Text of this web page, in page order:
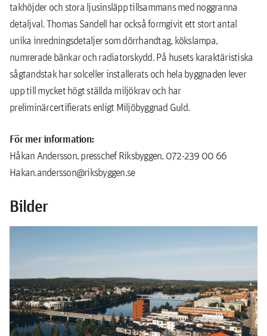
takhöjder och stora ljusinsläpp tillsammans med noggranna
detaljval. Thomas Sandell har också formgivit ett stort antal
unika inredningsdetaljer som dörrhandtag, kökslampa,
numrerade bänkar och radiatorskydd. På husets karaktäristiska
sågtandstak har solceller installerats och hela byggnaden lever
upp till mycket högt ställda miljökrav och har
preliminärcertifierats enligt Miljöbyggnad Guld.
För mer information:
Håkan Andersson, presschef Riksbyggen, 072-239 00 66
Hakan.andersson@riksbyggen.se
Bilder